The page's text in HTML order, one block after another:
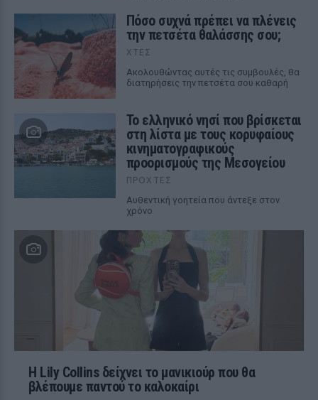
Πόσο συχνά πρέπει να πλένεις
την πετσέτα θαλάσσης σου;
ΧΤΕΣ
Ακολουθώντας αυτές τις συμβουλές, θα
διατηρήσεις την πετσέτα σου καθαρή
Το ελληνικό νησί που βρίσκεται
στη λίστα με τους κορυφαίους
κινηματογραφικούς
προορισμούς της Μεσογείου
ΠΡΟΧΤΈΣ
Αυθεντική γοητεία που άντεξε στον
χρόνο
Η Lily Collins δείχνει το μανικιούρ που θα
βλέπουμε παντού το καλοκαίρι